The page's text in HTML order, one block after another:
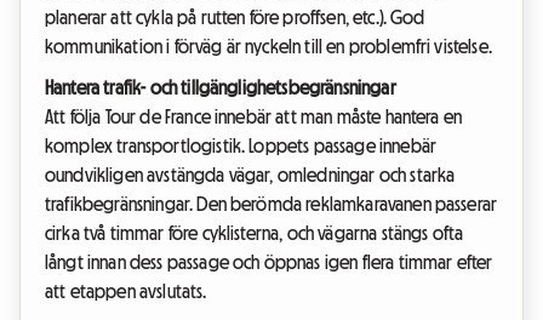
planerar att cykla på rutten före proffsen, etc.). God
kommunikation i förväg är nyckeln till en problemfri vistelse.
Hantera trafik- och tillgänglighetsbegränsningar
Att följa Tour de France innebär att man måste hantera en
komplex transportlogistik. Loppets passage innebär
oundvikligen avstängda vägar, omledningar och starka
trafikbegränsningar. Den berömda reklamkaravanen passerar
cirka två timmar före cyklisterna, och vägarna stängs ofta
långt innan dess passage och öppnas igen flera timmar efter
att etappen avslutats.